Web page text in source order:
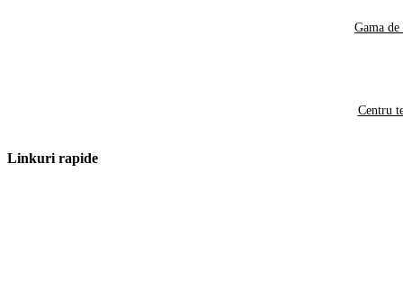
Gama de
Centru
Linkuri rapide